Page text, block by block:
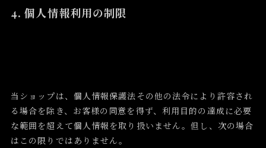
4. 個人情報利用の制限
当ショップは、個人情報保護法その他の法令により許容され
る場合を除き、お客様の同意を得ず、利用目的の達成に必要
な範囲を超えて個人情報を取り扱いません。但し、次の場合
はこの限りではありません。